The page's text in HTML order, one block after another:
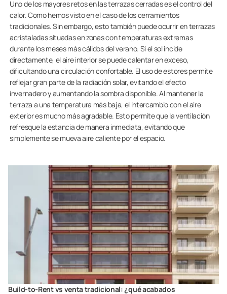
Uno de los mayores retos en las terrazas cerradas es el control del
calor. Como hemos visto en el caso de los cerramientos
tradicionales. Sin embargo, esto también puede ocurrir en terrazas
acristaladas situadas en zonas con temperaturas extremas
durante los meses más cálidos del verano. Si el sol incide
directamente, el aire interior se puede calentar en exceso,
dificultando una circulación confortable. El uso de estores permite
reflejar gran parte de la radiación solar, evitando el efecto
invernadero y aumentando la sombra disponible. Al mantener la
terraza a una temperatura más baja, el intercambio con el aire
exterior es mucho más agradable. Esto permite que la ventilación
refresque la estancia de manera inmediata, evitando que
simplemente se mueva aire caliente por el espacio.
Build-to-Rent vs venta tradicional: ¿qué acabados